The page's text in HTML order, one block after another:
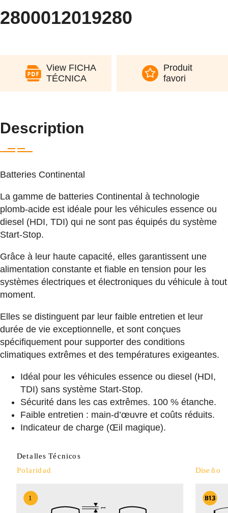
2800012019280
View FICHA
TÉCNICA
Produit
favori
Description
Batteries Continental
La gamme de batteries Continental à technologie
plomb-acide est idéale pour les véhicules essence ou
diesel (HDI, TDI) qui ne sont pas équipés du système
Start-Stop.
Grâce à leur haute capacité, elles garantissent une
alimentation constante et fiable en tension pour les
systèmes électriques et électroniques du véhicule à tout
moment.
Elles se distinguent par leur faible entretien et leur
durée de vie exceptionnelle, et sont conçues
spécifiquement pour supporter des conditions
climatiques extrêmes et des températures exigeantes.
Idéal pour les véhicules essence ou diesel (HDI,
TDI) sans système Start-Stop.
Sécurité dans les cas extrêmes. 100 % étanche.
Faible entretien : main-d’œuvre et coûts réduits.
Indicateur de charge (Œil magique).